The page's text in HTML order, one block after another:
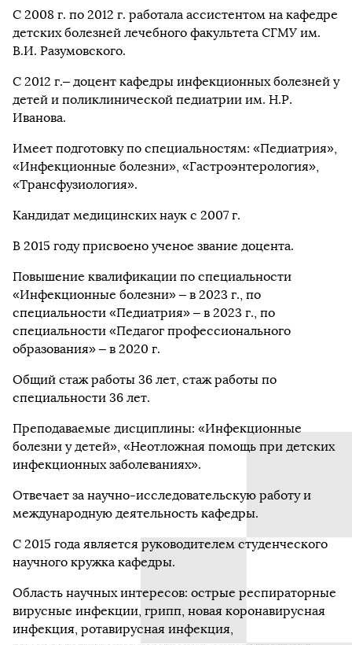
С 2008 г. по 2012 г. работала ассистентом на кафедре
детских болезней лечебного факультета СГМУ им.
В.И. Разумовского.
С 2012 г.– доцент кафедры инфекционных болезней у
детей и поликлинической педиатрии им. Н.Р.
Иванова.
Имеет подготовку по специальностям: «Педиатрия»,
«Инфекционные болезни», «Гастроэнтерология»,
«Трансфузиология».
Кандидат медицинских наук с 2007 г.
В 2015 году присвоено ученое звание доцента.
Повышение квалификации по специальности
«Инфекционные болезни» – в 2023 г., по
специальности «Педиатрия» – в 2023 г., по
специальности «Педагог профессионального
образования» – в 2020 г.
Общий стаж работы 36 лет, стаж работы по
специальности 36 лет.
Преподаваемые дисциплины: «Инфекционные
болезни у детей», «Неотложная помощь при детских
инфекционных заболеваниях».
Отвечает за научно-исследовательскую работу и
международную деятельность кафедры.
С 2015 года является руководителем студенческого
научного кружка кафедры.
Область научных интересов: острые респираторные
вирусные инфекции, грипп, новая коронавирусная
инфекция, ротавирусная инфекция,